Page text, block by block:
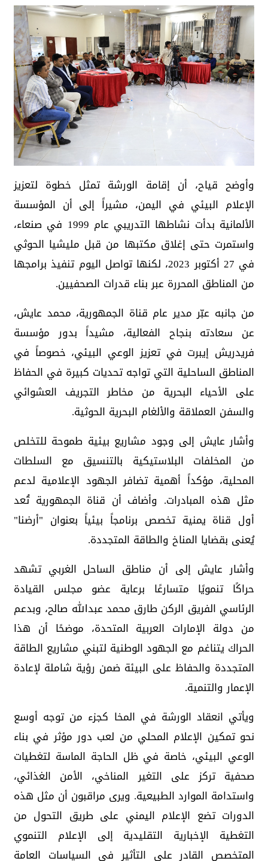
وأوضح قياح، أن إقامة الورشة تمثل خطوة لتعزيز
الإعلام البيئي في اليمن، مشيراً إلى أن المؤسسة
الألمانية بدأت نشاطها التدريبي عام 1999 في صنعاء،
واستمرت حتى إغلاق مكتبها من قبل مليشيا الحوثي
في 27 أكتوبر 2023، لكنها تواصل اليوم تنفيذ برامجها
من المناطق المحررة عبر بناء قدرات الصحفيين.
من جانبه عبّر مدير عام قناة الجمهورية، محمد عايش،
عن سعادته بنجاح الفعالية، مشيداً بدور مؤسسة
فريدريش إيبرت في تعزيز الوعي البيئي، خصوصاً في
المناطق الساحلية التي تواجه تحديات كبيرة في الحفاظ
على الأحياء البحرية من مخاطر التجريف العشوائي
والسفن العملاقة والألغام البحرية الحوثية.
وأشار عايش إلى وجود مشاريع بيئية طموحة للتخلص
من المخلفات البلاستيكية بالتنسيق مع السلطات
المحلية، مؤكداً أهمية تضافر الجهود الإعلامية لدعم
مثل هذه المبادرات. وأضاف أن قناة الجمهورية تُعد
أول قناة يمنية تخصص برنامجاً بيئياً بعنوان "أرضنا"
يُعنى بقضايا المناخ والطاقة المتجددة.
وأشار عايش إلى أن مناطق الساحل الغربي تشهد
حراكًا تنمويًا متسارعًا برعاية عضو مجلس القيادة
الرئاسي الفريق الركن طارق محمد عبدالله صالح، وبدعم
من دولة الإمارات العربية المتحدة، موضحًا أن هذا
الحراك يتناغم مع الجهود الوطنية لتبني مشاريع الطاقة
المتجددة والحفاظ على البيئة ضمن رؤية شاملة لإعادة
الإعمار والتنمية.
ويأتي انعقاد الورشة في المخا كجزء من توجه أوسع
نحو تمكين الإعلام المحلي من لعب دور مؤثر في بناء
الوعي البيئي، خاصة في ظل الحاجة الماسة لتغطيات
صحفية تركز على التغير المناخي، الأمن الغذائي،
واستدامة الموارد الطبيعية. ويرى مراقبون أن مثل هذه
الدورات تضع الإعلام اليمني على طريق التحول من
التغطية الإخبارية التقليدية إلى الإعلام التنموي
المتخصص القادر على التأثير في السياسات العامة